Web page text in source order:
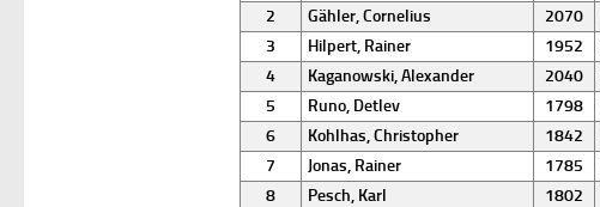
2
Gähler, Cornelius 2070
3
Hilpert, Rainer 1952
4
Kaganowski, Alexander 2040
5
Runo, Detlev 1798
6
Kohlhas, Christopher 1842
7
Jonas, Rainer 1785
8
Pesch, Karl 1802